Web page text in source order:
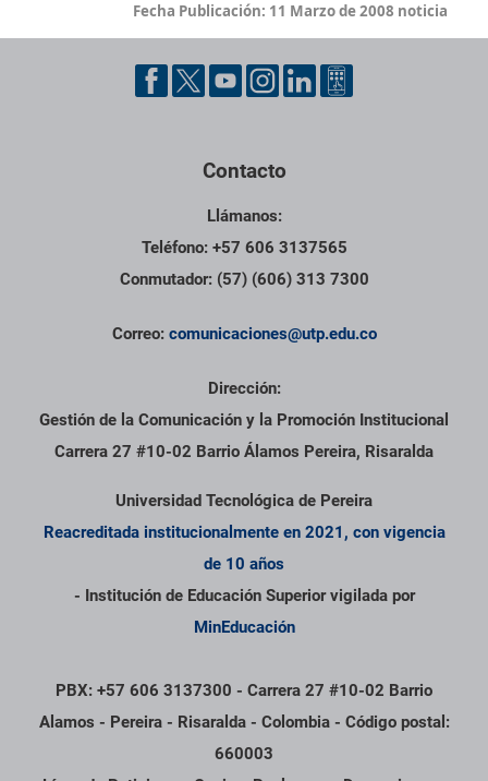
Fecha Publicación: 11 Marzo de 2008 noticia
Contacto
Llámanos:
Teléfono: +57 606 3137565
Conmutador: (57) (606) 313 7300
Correo: comunicaciones@utp.edu.co
Dirección:
Gestión de la Comunicación y la Promoción Institucional
Carrera 27 #10-02 Barrio Álamos Pereira, Risaralda
Universidad Tecnológica de Pereira
Reacreditada institucionalmente en 2021, con vigencia
de 10 años
- Institución de Educación Superior vigilada por
MinEducación
PBX: +57 606 3137300 - Carrera 27 #10-02 Barrio
Alamos - Pereira - Risaralda - Colombia - Código postal:
660003